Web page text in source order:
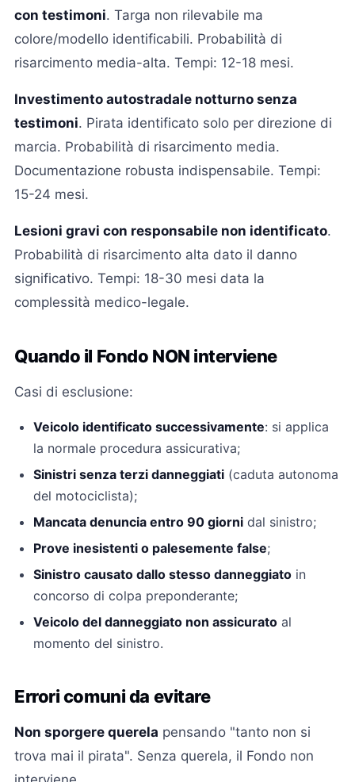
con testimoni. Targa non rilevabile ma
colore/modello identificabili. Probabilità di
risarcimento media-alta. Tempi: 12-18 mesi.
Investimento autostradale notturno senza
testimoni. Pirata identificato solo per direzione di
marcia. Probabilità di risarcimento media.
Documentazione robusta indispensabile. Tempi:
15-24 mesi.
Lesioni gravi con responsabile non identificato.
Probabilità di risarcimento alta dato il danno
significativo. Tempi: 18-30 mesi data la
complessità medico-legale.
Quando il Fondo NON interviene
Casi di esclusione:
Veicolo identificato successivamente: si applica
la normale procedura assicurativa;
Sinistri senza terzi danneggiati (caduta autonoma
del motociclista);
Mancata denuncia entro 90 giorni dal sinistro;
Prove inesistenti o palesemente false;
Sinistro causato dallo stesso danneggiato in
concorso di colpa preponderante;
Veicolo del danneggiato non assicurato al
momento del sinistro.
Errori comuni da evitare
Non sporgere querela pensando "tanto non si
trova mai il pirata". Senza querela, il Fondo non